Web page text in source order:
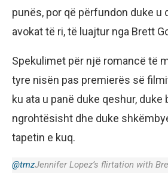
punës, por që përfundon duke u
avokat të ri, të luajtur nga Brett
Spekulimet për një romancë të
tyre nisën pas premierës së
ku ata u panë duke qeshur, duke
ngrohtësisht dhe duke
tapetin e kuq.
@tmzJennifer Lopez’s flirtation with